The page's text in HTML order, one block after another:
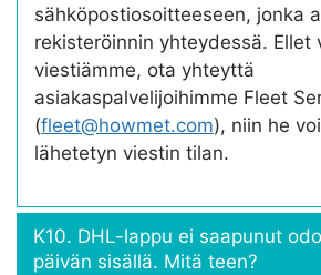
sähköpostiosoitteeseen, jonka
rekisteröinnin yhteydessä. Ellet
viestiämme, ota yhteyttä
asiakaspalvelijoihimme Fleet
(fleet@howmet.com), niin he
lähetetyn viestin tilan.
K10. DHL-lappu ei saapunut
päivän sisällä. Mitä teen?